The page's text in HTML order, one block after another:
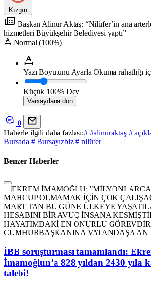
Kızgın
Başkan Alinur Aktaş: “Nilüfer’in ana
hizmetleri Büyükşehir Belediyesi yaptı”
Normal (100%)
Yazı Boyutunu Ayarla Okuma rahatlığı
Küçük 100% Dev
Varsayılana dön
0
Haberle ilgili daha fazlası:# #alinuraktaş #
Bursada # Bursayızbiz # nilüfer
Benzer Haberler
İBB soruşturması tamamlandı:
İmamoğlun’a 828 yıldan 2430 yıla
talebi!